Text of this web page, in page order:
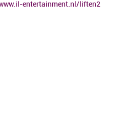
entertainment.nl/liften2